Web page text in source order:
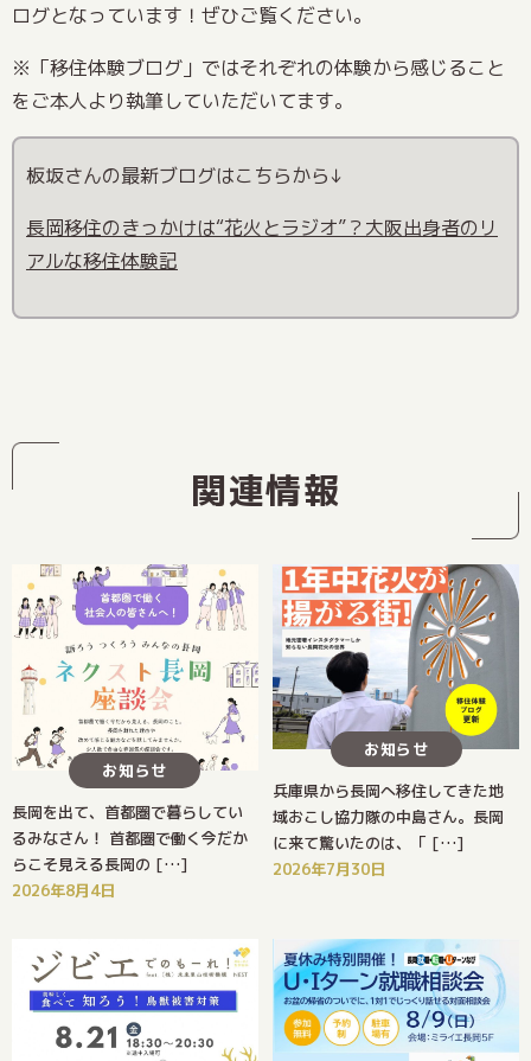
ログとなっています！ぜひご覧ください。
※「移住体験ブログ」ではそれぞれの体験から感じること
をご本人より執筆していただいてます。
板坂さんの最新ブログはこちらから↓
長岡移住のきっかけは“花火とラジオ”？大阪出身者のリ
アルな移住体験記
関連情報
お知らせ
長岡を出て、首都圏で暮らしてい
るみなさん！ 首都圏で働く今だか
らこそ見える長岡の […]
2026年8月4日
お知らせ
兵庫県から長岡へ移住してきた地
域おこし協力隊の中島さん。長岡
に来て驚いたのは、「 […]
2026年7月30日